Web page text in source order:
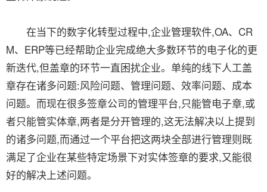
在当下的数字化转型过程中,企业管理软件,OA、CR
M、ERP等已经帮助企业完成绝大多数环节的电子化的更
新迭代,但盖章的环节一直困扰企业。单纯的线下人工盖
章存在诸多问题:风险问题、管理问题、效率问题、成本
问题。而现在很多签章公司的管理平台,只能管电子章,或
者只能管实体章,两者是分开管理的,这无法解决以上提到
的诸多问题,而通过一个平台把这两块全部进行管理则既
满足了企业在某些特定场景下对实体签章的要求,又能很
好的解决上述问题。